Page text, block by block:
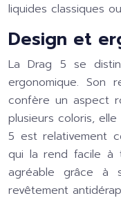
liquides classiques
Design et
La Drag 5 se
ergonomique. Son
confère un aspect
plusieurs coloris,
5 est relativement
qui la rend facile à
agréable grâce à
revêtement